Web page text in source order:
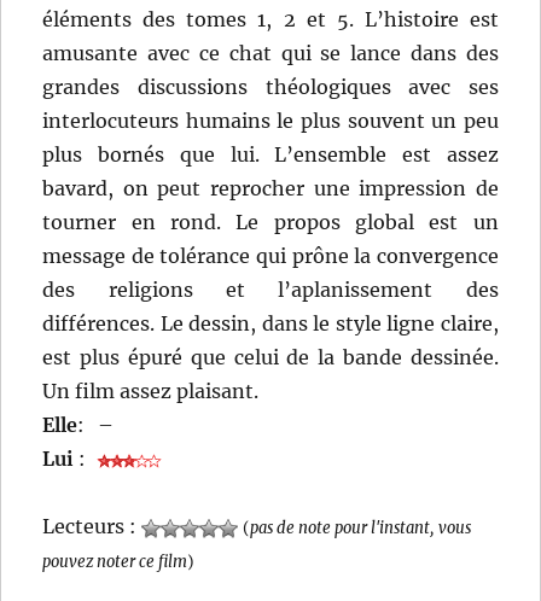
éléments des tomes 1, 2 et 5. L’histoire est
amusante avec ce chat qui se lance dans des
grandes discussions théologiques avec ses
interlocuteurs humains le plus souvent un peu
plus bornés que lui. L’ensemble est assez
bavard, on peut reprocher une impression de
tourner en rond. Le propos global est un
message de tolérance qui prône la convergence
des religions et l’aplanissement des
différences. Le dessin, dans le style ligne claire,
est plus épuré que celui de la bande dessinée.
Un film assez plaisant.
Elle:
–
Lui :
Lecteurs : (pas de note pour l'instant, vous
pouvez noter ce film)